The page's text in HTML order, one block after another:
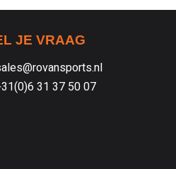
JE VRAAG
31 37 50 07